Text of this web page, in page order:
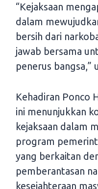
“Kejaksaan
dalam
bersih dari
jawab bersama
penerus bangsa,”
Kehadiran Ponco
ini menunjukkan
kejaksaan dalam
program
yang berkaitan
pemberantasan
kesejahteraan